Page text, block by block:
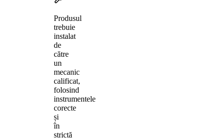
Produsul
trebuie
instalat
de
către
un
mecanic
calificat,
folosind
instrumentele
corecte
și
în
strictă